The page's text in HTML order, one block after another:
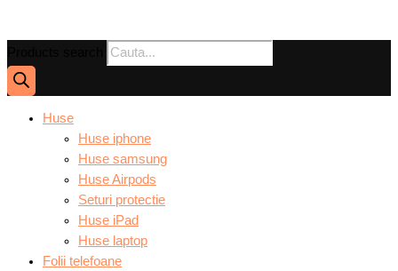
Huse
Huse iphone
Huse samsung
Huse Airpods
Seturi protectie
Huse iPad
Huse laptop
Folii telefoane